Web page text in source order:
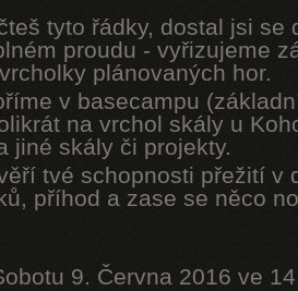
tyto řádky, dostal jsi se
proudu - vyřizujeme
plánovaných hor.
v basecampu
na vrchol skály u
jiné skály či projekty.
tvé schopnosti přežití v
příhod a zase se něco
9. Června 2016 ve